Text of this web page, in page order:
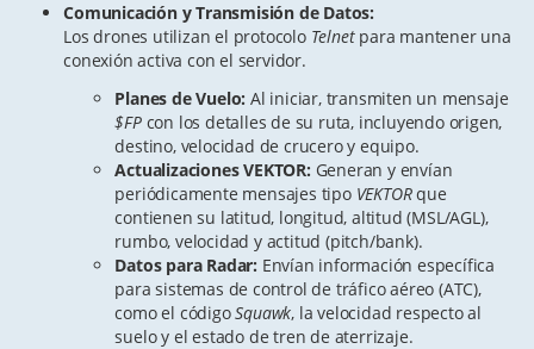
Comunicación y Transmisión de Datos:
Los drones utilizan el protocolo Telnetpara mantener una
conexión activa con el servidor.
Planes de Vuelo: Al iniciar, transmiten un mensaje
$FPcon los detalles de su ruta, incluyendo origen,
destino, velocidad de crucero y equipo.
Actualizaciones VEKTOR: Generan y envían
periódicamente mensajes tipo VEKTORque
contienen su latitud, longitud, altitud (MSL/AGL),
rumbo, velocidad y actitud (pitch/bank).
Datos para Radar: Envían información específica
para sistemas de control de tráfico aéreo (ATC),
como el códigoSquawk, la velocidad respecto al
suelo y el estado de tren de aterrizaje.